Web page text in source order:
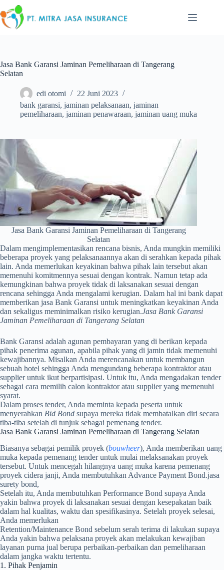
to
content
Jasa Bank Garansi Jaminan Pemeliharaan di Tangerang
Selatan
edi otomi
22 Juni 2023
bank garansi, jaminan pelaksanaan, jaminan
pemeliharaan, jaminan penawaraan, jaminan uang muka
Jasa Bank Garansi Jaminan Pemeliharaan di Tangerang
Selatan
Dalam mengimplementasikan rencana bisnis, Anda mungkin memiliki
beberapa proyek yang pelaksanaannya akan di serahkan kepada pihak
lain. Anda memerlukan keyakinan bahwa pihak lain tersebut akan
memenuhi komitmennya sesuai dengan kontrak. Namun tetap ada
kemungkinan bahwa proyek tidak di laksanakan sesuai dengan
rencana sehingga Anda mengalami kerugian. Dalam hal ini bank dapat
memberikan jasa Bank Garansi untuk meningkatkan keyakinan Anda
dan sekaligus meminimalkan risiko kerugian.Jasa Bank Garansi
Jaminan Pemeliharaan di Tangerang Selatan
Bank Garansi adalah agunan pembayaran yang di berikan kepada
pihak penerima agunan, apabila pihak yang di jamin tidak memenuhi
kewajibannya. Misalkan Anda merencanakan untuk membangun
sebuah hotel sehingga Anda mengundang beberapa kontraktor atau
supplier untuk ikut berpartisipasi. Untuk itu, Anda mengadakan tender
sebagai cara memilih calon kontraktor atau supplier yang memenuhi
syarat.
Dalam proses tender, Anda meminta kepada peserta untuk
menyerahkan Bid Bond supaya mereka tidak membatalkan diri secara
tiba-tiba setelah di tunjuk sebagai pemenang tender.
Jasa Bank Garansi Jaminan Pemeliharaan di Tangerang Selatan
Biasanya sebagai pemilik proyek (bouwheer), Anda memberikan uang
muka kepada pemenang tender untuk mulai melaksanakan proyek
tersebut. Untuk mencegah hilangnya uang muka karena pemenang
proyek cidera janji, Anda membutuhkan Advance Payment Bond.jasa
surety bond,
Setelah itu, Anda membutuhkan Performance Bond supaya Anda
yakin bahwa proyek di laksanakan sesuai dengan kesepakatan baik
dalam hal kualitas, waktu dan spesifikasinya. Setelah proyek selesai,
Anda memerlukan
Retention/Maintenance Bond sebelum serah terima di lakukan supaya
Anda yakin bahwa pelaksana proyek akan melakukan kewajiban
layanan purna jual berupa perbaikan-perbaikan dan pemeliharaan
dalam jangka waktu tertentu.
1. Pihak Penjamin